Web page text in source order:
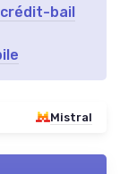
crédit-bail
Mistral